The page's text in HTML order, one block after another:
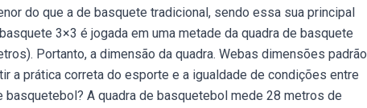
do que a de basquete tradicional, sendo essa sua principal
3×3 é jogada em uma metade da quadra de basquete
Portanto, a dimensão da quadra. Webas dimensões padrão
a prática correta do esporte e a igualdade de condições entre
A quadra de basquetebol mede 28 metros de